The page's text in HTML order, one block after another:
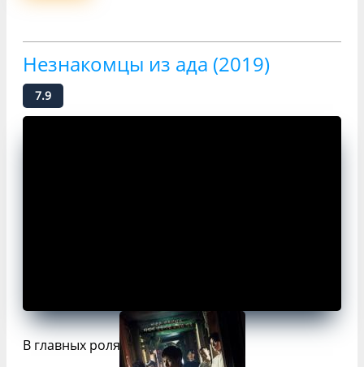
Незнакомцы из ада (2019)
7.9
В главных ролях